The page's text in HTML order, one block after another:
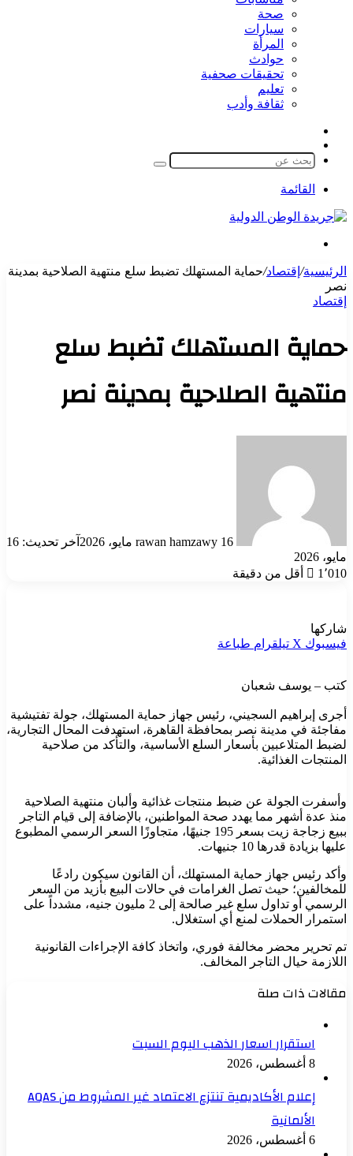
صحة
سيارات
المرأة
حوادث
تحقيقات صحفية
تعليم
ثقافة وأدب
المظلم
بحث
القائمة
الرئيسية/ إقتصاد/حماية المستهلك تضبط سلع منتهية الصلاحية بمدينة
نصر
إقتصاد
حماية المستهلك تضبط سلع
منتهية الصلاحية بمدينة نصر
rawan hamzawy 16 مايو، 2026
آخر تحديث: 16
مايو، 2026
1٬010
أقل من دقيقة
شاركها
فيسبوك ‫X تيلقرام طباعة
كتب – يوسف شعبان
أجرى إبراهيم السجيني، رئيس جهاز حماية المستهلك، جولة تفتيشية
مفاجئة في مدينة نصر بمحافظة القاهرة، استهدفت المحال التجارية،
لضبط المتلاعبين بأسعار السلع الأساسية، والتأكد من صلاحية
المنتجات الغذائية.
وأسفرت الجولة عن ضبط منتجات غذائية وألبان منتهية الصلاحية
منذ عدة أشهر مما يهدد صحة المواطنين، بالإضافة إلى قيام التاجر
ببيع زجاجة زيت بسعر 195 جنيهًا، متجاوزًا السعر الرسمي المطبوع
عليها بزيادة قدرها 10 جنيهات.
وأكد رئيس جهاز حماية المستهلك، أن القانون سيكون رادعًا
للمخالفين؛ حيث تصل الغرامات في حالات البيع بأزيد من السعر
الرسمي أو تداول سلع غير صالحة إلى 2 مليون جنيه، مشدداً على
استمرار الحملات لمنع أي استغلال.
تم تحرير محضر مخالفة فوري، واتخاذ كافة الإجراءات القانونية
اللازمة حيال التاجر المخالف.
مقالات ذات صلة
استقرار اسعار الذهب اليوم السبت
8 أغسطس، 2026
إعلام الأكاديمية تنتزع الاعتماد غير المشروط من AQAS
الألمانية
6 أغسطس، 2026